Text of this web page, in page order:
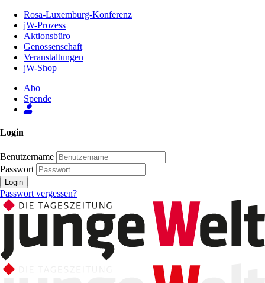
Inhalt
Seite
Rosa-Luxemburg-Konferenz
jW-Prozess
Aktionsbüro
Genossenschaft
Veranstaltungen
jW-Shop
Abo
Spende
Login
Benutzername
Passwort
Login
Passwort vergessen?